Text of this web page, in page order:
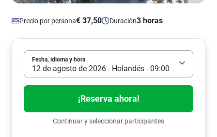
Precio por persona€ 37,50 Duración3 horas
Fecha, idioma y hora
12 de agosto de 2026 - Holandés - 09:00
¡Reserva ahora!
Continuar y seleccionar participantes